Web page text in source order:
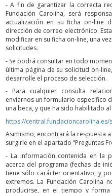
- A fin de garantizar la correcta
Fundación Carolina, será
actualización en su ficha on-line
dirección de correo electrónico.
modificar en su ficha on-line, una
solicitudes.
- Se podrá consultar en todo
última página de su solicitud on-
desarrolle el proceso de selección.
- Para cualquier consulta
enviarnos un formulario específico
una beca, y que ha sido habilitado
https://central.fundacioncarolina.es/
Asimismo, encontrará la respuesta
surgirle en el apartado “Preguntas
- La información contenida en la
acerca del programa (fechas de
tiene sólo carácter orientativo, y
extremos. La Fundación Carolina
producirse, en el tiempo y